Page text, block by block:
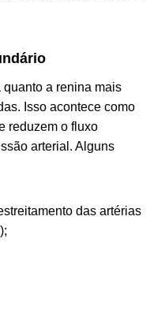
quanto a renina mais
Isso acontece como
reduzem o fluxo
arterial. Alguns
das artérias